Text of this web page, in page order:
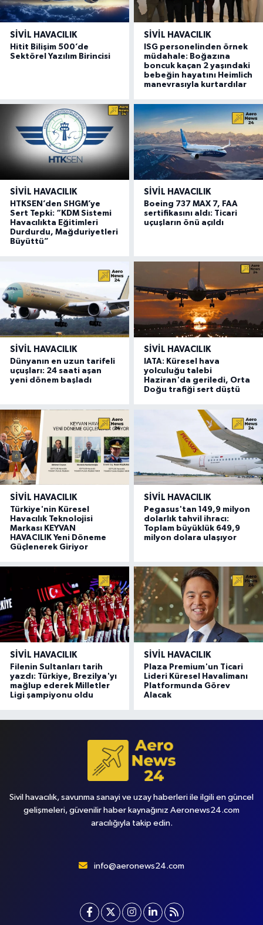
SIVIL HAVACILIK
Hitit Bilişim 500’de
Sektörel Yazılım Birincisi
SIVIL HAVACILIK
ISG personelinden örnek
müdahale: Boğazına
boncuk kaçan 2 yaşındaki
bebeğin hayatını Heimlich
manevrasıyla kurtardılar
SIVIL HAVACILIK
HTKSEN’den SHGM’ye
Sert Tepki: “KDM Sistemi
Havacılıkta Eğitimleri
Durdurdu, Mağduriyetleri
Büyüttü”
SIVIL HAVACILIK
Boeing 737 MAX 7, FAA
sertifikasını aldı: Ticari
uçuşların önü açıldı
SIVIL HAVACILIK
Dünyanın en uzun tarifeli
uçuşları: 24 saati aşan
yeni dönem başladı
SIVIL HAVACILIK
IATA: Küresel hava
yolculuğu talebi
Haziran'da geriledi, Orta
Doğu trafiği sert düştü
SIVIL HAVACILIK
Türkiye'nin Küresel
Havacılık Teknolojisi
Markası KEYVAN
HAVACILIK Yeni Döneme
Güçlenerek Giriyor
SIVIL HAVACILIK
Pegasus'tan 149,9 milyon
dolarlık tahvil ihracı:
Toplam büyüklük 649,9
milyon dolara ulaşıyor
SIVIL HAVACILIK
Filenin Sultanları tarih
yazdı: Türkiye, Brezilya'yı
mağlup ederek Milletler
Ligi şampiyonu oldu
SIVIL HAVACILIK
Plaza Premium'un Ticari
Lideri Küresel Havalimanı
Platformunda Görev
Alacak
Sivil havacılık, savunma sanayi ve uzay haberleri ile ilgili en güncel
gelişmeleri, güvenilir haber kaynağınız Aeronews24.com
aracılığıyla takip edin.
info@aeronews24.com